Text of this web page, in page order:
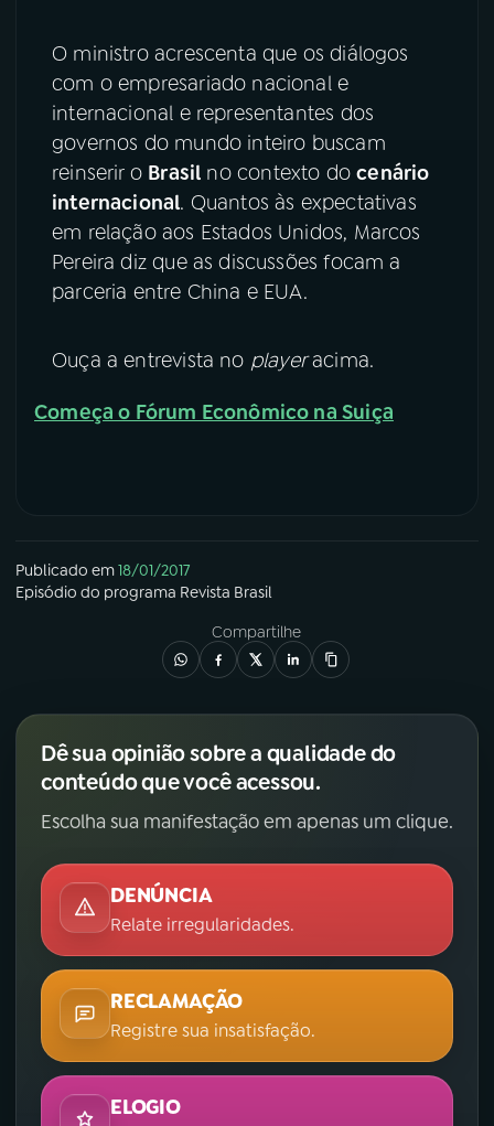
O ministro acrescenta que os diálogos
com o empresariado nacional e
internacional e representantes dos
governos do mundo inteiro buscam
reinserir o Brasil no contexto docenário
internacional. Quantos às expectativas
em relação aos Estados Unidos, Marcos
Pereira diz que as discussões focam a
parceria entre China e EUA.
Ouça a entrevista no playeracima.
Começa o Fórum Econômico na Suiça
Publicado em18/01/2017
Episódio do programa Revista Brasil
Compartilhe
Dê sua opinião sobre a qualidade do
conteúdo que você acessou.
Escolha sua manifestação em apenas um clique.
DENÚNCIA
Relate irregularidades.
RECLAMAÇÃO
Registre sua insatisfação.
ELOGIO